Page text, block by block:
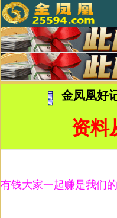
金凤凰好
资料
有钱大家一起赚是我们